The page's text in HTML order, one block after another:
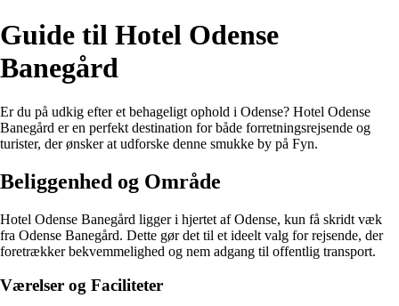
Guide til Hotel Odense
Banegård
Er du på udkig efter et behageligt ophold i Odense? Hotel Odense
Banegård er en perfekt destination for både forretningsrejsende og
turister, der ønsker at udforske denne smukke by på Fyn.
Beliggenhed og Område
Hotel Odense Banegård ligger i hjertet af Odense, kun få skridt væk
fra Odense Banegård. Dette gør det til et ideelt valg for rejsende, der
foretrækker bekvemmelighed og nem adgang til offentlig transport.
Værelser og Faciliteter